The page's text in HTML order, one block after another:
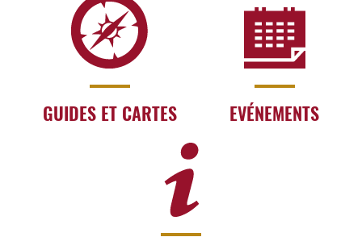
GUIDES ET CARTES EVÉNEMENTS